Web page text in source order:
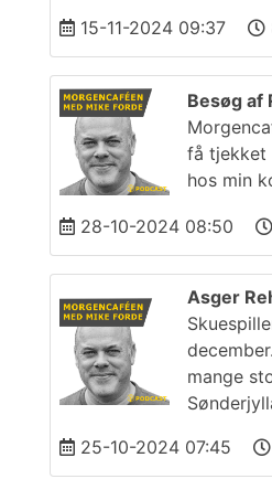
15-11-2024 09:37
Besøg af
få tjekket
hos min
28-10-2024 08:50
Asger
mange
25-10-2024 07:45